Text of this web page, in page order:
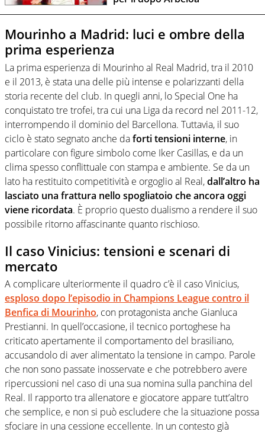
Mourinho a Madrid: luci e ombre della
prima esperienza
La prima esperienza di Mourinho al Real Madrid, tra il 2010
e il 2013, è stata una delle più intense e polarizzanti della
storia recente del club. In quegli anni, lo Special One ha
conquistato tre trofei, tra cui una Liga da record nel 2011-12,
interrompendo il dominio del Barcellona. Tuttavia, il suo
ciclo è stato segnato anche daforti tensioni interne, in
particolare con figure simbolo come Iker Casillas, e da un
clima spesso conflittuale con stampa e ambiente. Se da un
lato ha restituito competitività e orgoglio al Real,dall’altro ha
lasciato una frattura nello spogliatoio che ancora oggi
viene ricordata. È proprio questo dualismo a rendere il suo
possibile ritorno affascinante quanto rischioso.
Il caso Vinicius: tensioni e scenari di
mercato
A complicare ulteriormente il quadro c’è il caso Vinicius,
esploso dopo l’episodio in Champions League contro il
Benfica di Mourinho, con protagonista anche Gianluca
Prestianni. In quell’occasione, il tecnico portoghese ha
criticato apertamente il comportamento del brasiliano,
accusandolo di aver alimentato la tensione in campo. Parole
che non sono passate inosservate e che potrebbero avere
ripercussioni nel caso di una sua nomina sulla panchina del
Real. Il rapporto tra allenatore e giocatore appare tutt’altro
che semplice, e non si può escludere che la situazione possa
sfociare in una cessione eccellente. In un contesto già